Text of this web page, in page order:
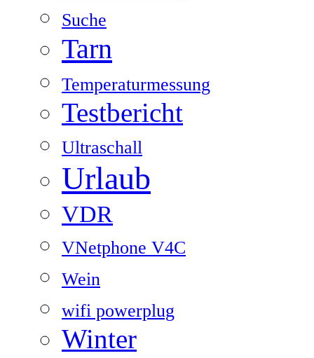
Suche
Tarn
Temperaturmessung
Testbericht
Ultraschall
Urlaub
VDR
VNetphone V4C
Wein
wifi powerplug
Winter